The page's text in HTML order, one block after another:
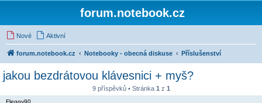
forum.notebook.cz
Nové Aktivní
forum.notebook.cz Notebooky - obecná diskuse Příslušenství
jakou bezdrátovou klávesnici + myš?
9 příspěvků • Stránka 1 z 1
Fleggy90